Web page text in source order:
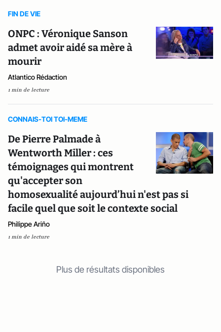
FIN DE VIE
ONPC : Véronique Sanson
admet avoir aidé sa mère à
mourir
Atlantico Rédaction
1 min de lecture
CONNAIS-TOI TOI-MEME
De Pierre Palmade à
Wentworth Miller : ces
témoignages qui montrent
qu'accepter son
homosexualité aujourd’hui n'est pas si
facile quel que soit le contexte social
Philippe Ariño
1 min de lecture
Plus de résultats disponibles